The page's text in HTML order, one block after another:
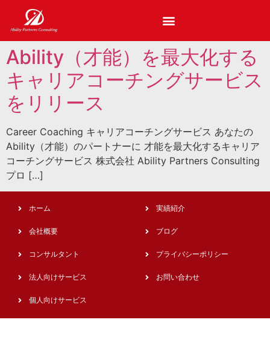
Ability（才能）を最大化する
キャリアコーチングサービス
をリリース
Career Coaching キャリアコーチングサービス あなたの
Ability（才能）のパートナーに 才能を最大化するキャリア
コーチングサービス 株式会社 Ability Partners Consulting
プロ […]
ホーム
会社概要
コンサルタント
法人向けサービス
個人向けサービス
実績紹介
ブログ
プライバシーポリシー
お問い合わせ